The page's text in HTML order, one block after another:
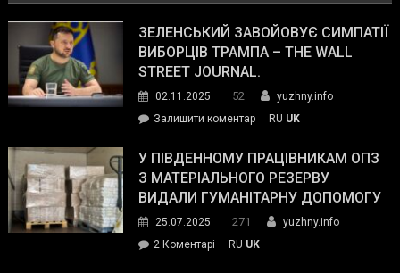
ЗЕЛЕНСЬКИЙ ЗАВОЙОВУЄ СИМПАТІЇ
ВИБОРЦІВ ТРАМПА – THE WALL
STREET JOURNAL.
02.11.2025 52
yuzhny.info
Залишити коментарon
завойовує
симпатії
виборців
The
RU UK
У ПІВДЕННОМУ ПРАЦІВНИКАМ ОПЗ
З МАТЕРІАЛЬНОГО РЕЗЕРВУ
ВИДАЛИ ГУМАНІТАРНУ ДОПОМОГУ
25.07.2025 271
yuzhny.info
2 Коментарі
RU UK